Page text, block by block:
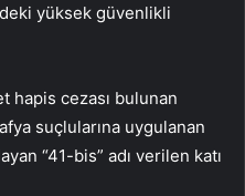
yüksek güvenlikli
hapis cezası bulunan
suçlularına uygulanan
“41-bis” adı verilen katı